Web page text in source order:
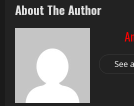
About The Author
See